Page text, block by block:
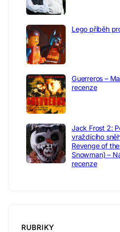
Lego příběh
Guerreros –
recenze
Jack Frost 2:
vraždícího
Revenge of
Snowman) –
recenze
RUBRIKY